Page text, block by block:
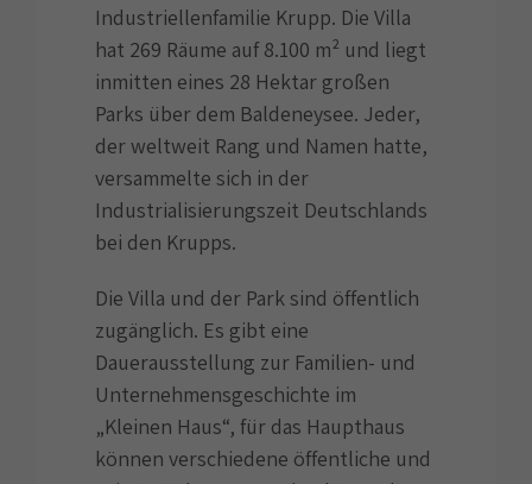
Industriellenfamilie Krupp. Die Villa
hat 269 Räume auf 8.100 m² und liegt
inmitten eines 28 Hektar großen
Parks über dem Baldeneysee. Jeder,
der weltweit Rang und Namen hatte,
versammelte sich in der
Industrialisierungszeit Deutschlands
bei den Krupps.
Die Villa und der Park sind öffentlich
zugänglich. Es gibt eine
Dauerausstellung zur Familien- und
Unternehmensgeschichte im
„Kleinen Haus“, für das Haupthaus
können verschiedene öffentliche und